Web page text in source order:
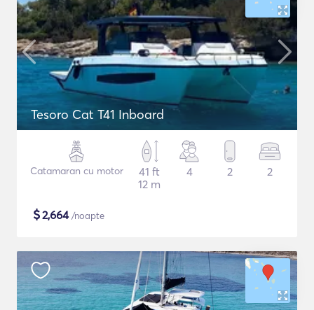
Tesoro Cat T41 Inboard
Catamaran cu motor
41 ft
12 m
4 2 2
$2,664/noapte